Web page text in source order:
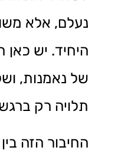
נעלם, אלא
היחיד. יש
של נאמנות,
תלויה רק
החיבור הזה בין